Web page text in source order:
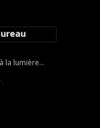
la lumière...